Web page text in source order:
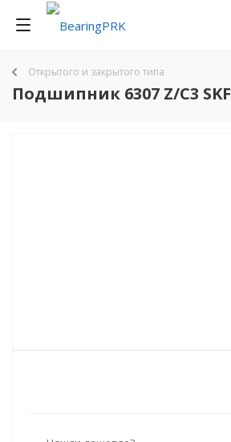
Открытого и закрытого типа
Подшипник 6307 Z/C3 SKF